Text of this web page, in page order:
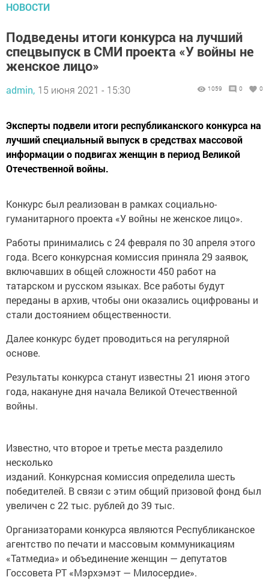
НОВОСТИ
Подведены итоги конкурса на лучший
спецвыпуск в СМИ проекта «У войны не
женское лицо»
admin, 15 июня 2021 - 15:30 1059 0 0
Эксперты подвели итоги республиканского конкурса на
лучший специальный выпуск в средствах массовой
информации о подвигах женщин в период Великой
Отечественной войны.
Конкурс был реализован в рамках социально-
гуманитарного проекта «У войны не женское лицо».
Работы принимались с 24 февраля по 30 апреля этого
года. Всего конкурсная комиссия приняла 29 заявок,
включавших в общей сложности 450 работ на
татарском и русском языках. Все работы будут
переданы в архив, чтобы они оказались оцифрованы и
стали достоянием общественности.
Далее конкурс будет проводиться на регулярной
основе.
Результаты конкурса станут известны 21 июня этого
года, накануне дня начала Великой Отечественной
войны.
Известно, что второе и третье места разделило
несколько
изданий. Конкурсная комиссия определила шесть
победителей. В связи с этим общий призовой фонд был
увеличен с 22 тыс. рублей до 39 тыс.
Организаторами конкурса являются Республиканское
агентство по печати и массовым коммуникациям
«Татмедиа» и объединение женщин — депутатов
Госсовета РТ «Мэрхэмэт — Милосердие».